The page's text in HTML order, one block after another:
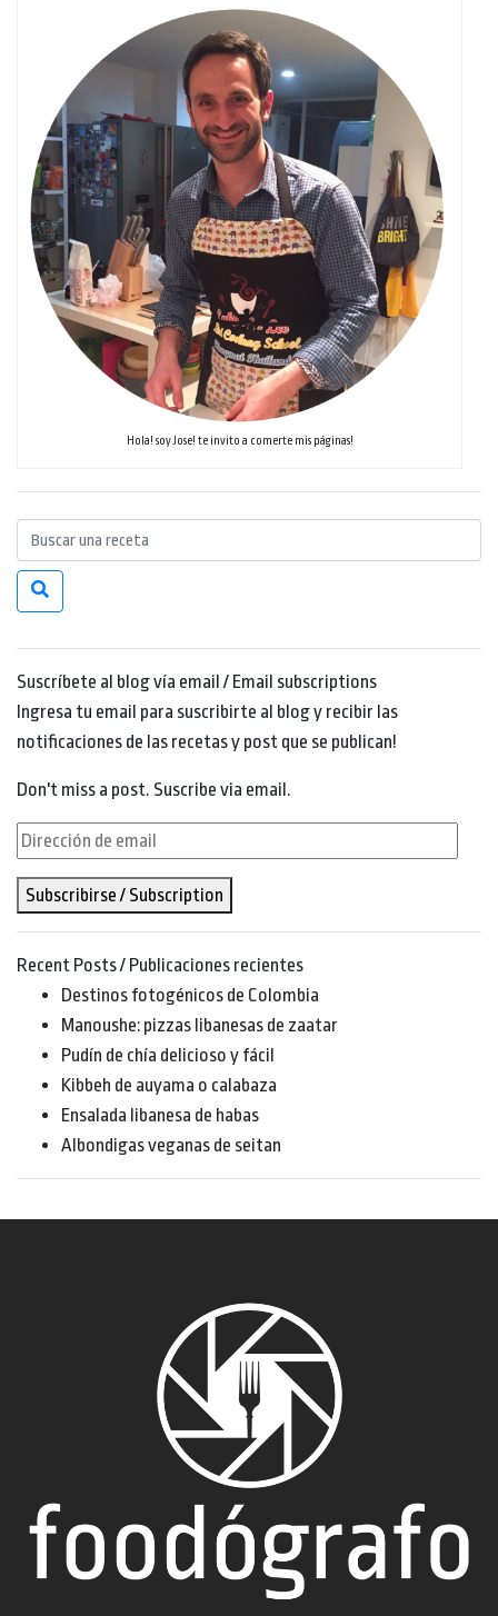
Hola! soy Jose! te invito a comerte mis páginas!
Suscríbete al blog vía email / Email subscriptions
Ingresa tu email para suscribirte al blog y recibir las
notificaciones de las recetas y post que se publican!
Don't miss a post. Suscribe via email.
Dirección
email
Subscribirse / Subscription
Recent Posts / Publicaciones recientes
Destinos fotogénicos de Colombia
Manoushe: pizzas libanesas de zaatar
Pudín de chía delicioso y fácil
Kibbeh de auyama o calabaza
Ensalada libanesa de habas
Albondigas veganas de seitan